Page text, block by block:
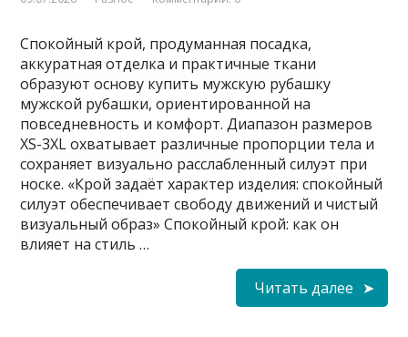
Спокойный крой, продуманная посадка,
аккуратная отделка и практичные ткани
образуют основу купить мужскую рубашку
мужской рубашки, ориентированной на
повседневность и комфорт. Диапазон размеров
XS-3XL охватывает различные пропорции тела и
сохраняет визуально расслабленный силуэт при
носке. «Крой задаёт характер изделия: спокойный
силуэт обеспечивает свободу движений и чистый
визуальный образ» Спокойный крой: как он
влияет на стиль …
Читать далее